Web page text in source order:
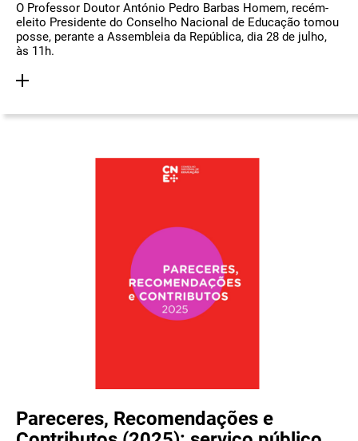
O Professor Doutor António Pedro Barbas Homem, recém-
eleito Presidente do Conselho Nacional de Educação tomou
posse, perante a Assembleia da República, dia 28 de julho,
às 11h.
Pareceres, Recomendações e